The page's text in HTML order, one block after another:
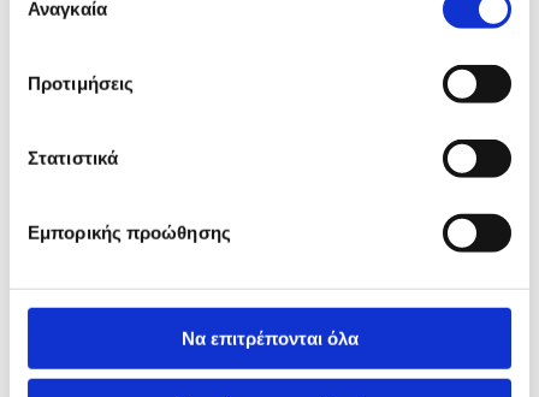
των υπηρεσιών τους.
συγκατάθεσης
Αναγκαία
Προτιμήσεις
Στατιστικά
Εμπορικής προώθησης
Να επιτρέπονται όλα